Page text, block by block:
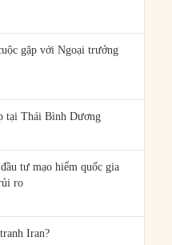
gặp với Ngoại trưởng
tại Thái Bình Dương
tư mạo hiểm quốc gia
ro
Iran?